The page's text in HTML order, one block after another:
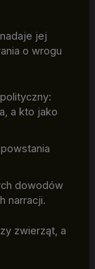
jej
o wrogu
a kto jako
dowodów
narracji.
zwierząt, a